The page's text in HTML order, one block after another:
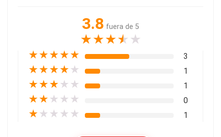
3.8 fuera de 5
★★★★ ★
★★★★★ 3
★★★★ ★ 1
★★★ ★ ★ 1
★★ ★ ★ ★ 0
★ ★ ★ ★ ★ 1